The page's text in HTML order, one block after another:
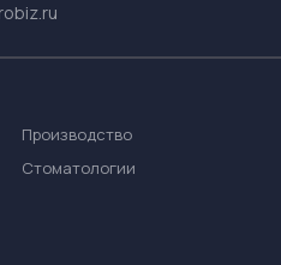
Производство
Стоматологии